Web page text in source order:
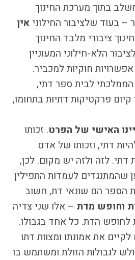
בתוך מערכת החינוך
– בעוד שלציבור החילוניאין
ציבורי מלבד החינוך
הלא-חילוני המעוניין
אפשרויות חוקיות למכביר.
לבית ספר דתי,
פרקטיקות דתיות בתחומו,
האישי של הפרט. זכותו
דתי, וזכותו של אדם
דתי. לזה ולזה יש מקום. לכן,
שהמתנגדים לעמדות התפילין
הספר הם שונאי דת, חשוב
וחופש מדת – אלו שני צדיה
לחופש הדת. כל אחד בגבולו.
את אמונתו ומצוות דתו
לגבולות הזולת ומשתמש בו